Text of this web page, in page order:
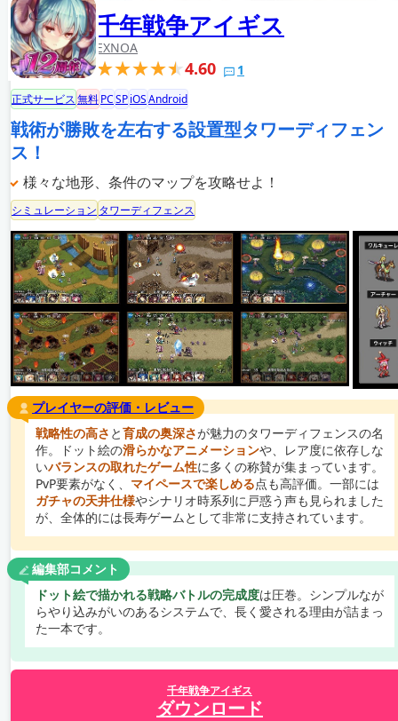
千年戦争アイギス
EXNOA
4.60 1
正式サービス無料PCSPiOSAndroid
戦術が勝敗を左右する設置型タワーディフェン
ス！
様々な地形、条件のマップを攻略せよ！
シミュレーション タワーディフェンス
プレイヤーの評価・レビュー
戦略性の高さ と育成の奥深さが魅力のタワーディフェンスの名
作。ドット絵の滑らかなアニメーションや、レア度に依存しな
いバランスの取れたゲーム性に多くの称賛が集まっています。
PvP要素がなく、 マイペースで楽しめる点も高評価。一部には
ガチャの天井仕様やシナリオ時系列に戸惑う声も見られました
が、全体的には長寿ゲームとして非常に支持されています。
編集部コメント
ドット絵で描かれる戦略バトルの完成度は圧巻。シンプルなが
らやり込みがいのあるシステムで、長く愛される理由が詰まっ
た一本です。
千年戦争アイギス
ダウンロード